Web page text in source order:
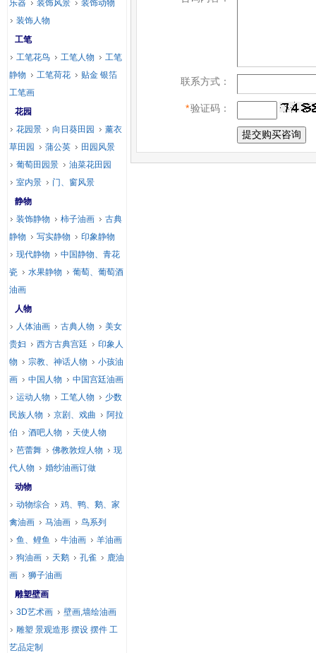
联系方式：
*验证码：
乐器 装饰风景
装饰动物
装饰人物
工笔
工笔花鸟
工笔人物
工笔
静物
工笔荷花
贴金 银箔
工笔画
花园
花园景
向日葵田园
薰衣
草田园
蒲公英
田园风景
葡萄田园景
油菜花田园
室内景
门、窗风景
静物
装饰静物
柿子油画
古典
静物
写实静物
印象静物
现代静物
中国静物、青花
瓷
水果静物
葡萄、葡萄酒
油画
人物
人体油画
古典人物
美女
贵妇
西方古典宫廷
印象人
物
宗教、神话人物
小孩油
画
中国人物
中国宫廷油画
运动人物
工笔人物
少数
民族人物
京剧、戏曲
阿拉
伯
酒吧人物
天使人物
芭蕾舞
佛教敦煌人物
现
代人物
婚纱油画订做
动物
动物综合
鸡、鸭、鹅、家
禽油画
马油画
鸟系列
鱼、鲤鱼
牛油画
羊油画
狗油画
天鹅 孔雀
鹿油
画
狮子油画
雕塑壁画
3D艺术画
壁画,墙绘油画
雕塑 景观造形 摆设 摆件 工
艺品定制